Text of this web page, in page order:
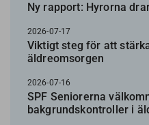
Ny rapport: Hyrorna
2026-07-17
Viktigt steg för att
äldreomsorgen
2026-07-16
SPF Seniorerna
bakgrundskontroller i